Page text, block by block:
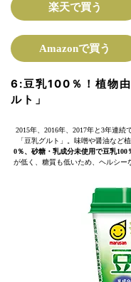
楽天で買う
Amazonで買う
6:豆乳100％！植物
ルト」
2015年、2016年、2017年と3年連
「豆乳グルト」。味噌や醤油など
0％、砂糖・乳成分未使用で豆乳100
が低く、糖質も低いため、ヘルシ